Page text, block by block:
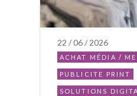
22 / 06 / 2026
ACHAT MÉDIA /
PUBLICITE PRINT
SOLUTIONS